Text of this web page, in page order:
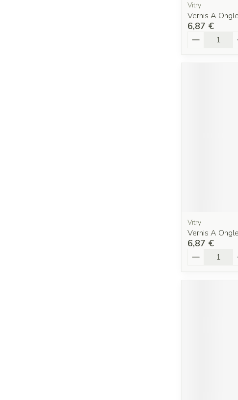
Vitry
Vernis A
6,87 €
Quantité
Vitry
Vernis A
6,87 €
Quantité